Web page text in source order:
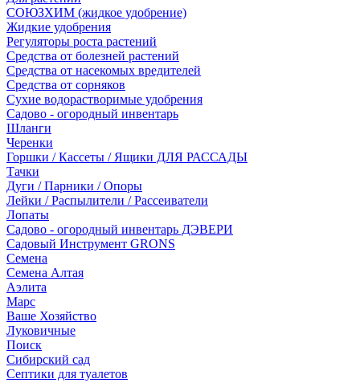
СОЮЗХИМ (жидкое удобрение)
Жидкие удобрения
Регуляторы роста растений
Средства от болезней растений
Средства от насекомых вредителей
Средства от сорняков
Сухие водорастворимые удобрения
Садово - огородный инвентарь
Шланги
Черенки
Горшки / Кассеты / Ящики ДЛЯ РАССАДЫ
Тачки
Дуги / Парники / Опоры
Лейки / Распылители / Рассеиватели
Лопаты
Садово - огородный инвентарь ДЭВЕРИ
Садовый Инструмент GRONS
Семена
Семена Алтая
Аэлита
Марс
Ваше Хозяйство
Луковичные
Поиск
Сибирский сад
Септики для туалетов